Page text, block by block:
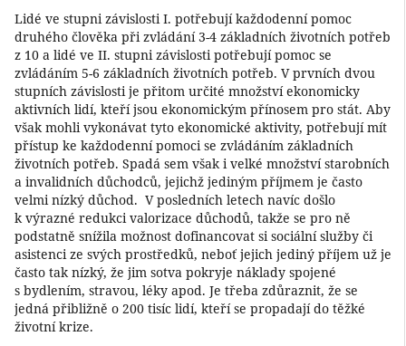
Lidé ve stupni závislosti I. potřebují každodenní pomoc
druhého člověka při zvládání 3-4 základních životních potřeb
z 10 a lidé ve II. stupni závislosti potřebují pomoc se
zvládáním 5-6 základních životních potřeb. V prvních dvou
stupních závislosti je přitom určité množství ekonomicky
aktivních lidí, kteří jsou ekonomickým přínosem pro stát. Aby
však mohli vykonávat tyto ekonomické aktivity, potřebují mít
přístup ke každodenní pomoci se zvládáním základních
životních potřeb. Spadá sem však i velké množství starobních
a invalidních důchodců, jejichž jediným příjmem je často
velmi nízký důchod. V posledních letech navíc došlo
k výrazné redukci valorizace důchodů, takže se pro ně
podstatně snížila možnost dofinancovat si sociální služby či
asistenci ze svých prostředků, neboť jejich jediný příjem už je
často tak nízký, že jim sotva pokryje náklady spojené
s bydlením, stravou, léky apod. Je třeba zdůraznit, že se
jedná přibližně o 200 tisíc lidí, kteří se propadají do těžké
životní krize.